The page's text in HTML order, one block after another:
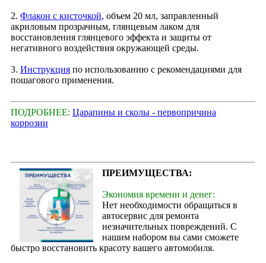
2. Флакон с кисточкой, объем 20 мл, заправленный
акриловым прозрачным, глянцевым лаком для
восстановления глянцевого эффекта и защиты от
негативного воздействия окружающей среды.
3. Инструкция по использованию с рекомендациями для
пошагового применения.
ПОДРОБНЕЕ: Царапины и сколы - первопричина
коррозии
ПРЕИМУЩЕСТВА:
Экономия времени и денег:
Нет необходимости обращаться в
автосервис для ремонта
незначительных повреждений. С
нашим набором вы сами сможете
быстро восстановить красоту вашего автомобиля.